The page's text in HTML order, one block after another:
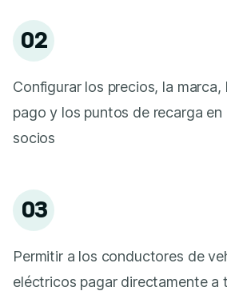
02
Configurar los precios, la
pago y los puntos de recarga en
socios
03
Permitir a los conductores de
eléctricos pagar directamente a